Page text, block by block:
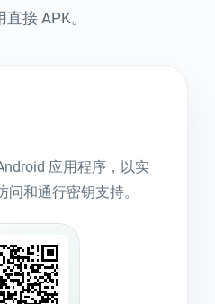
接 APK。
应用程序，以实
和通行密钥支持。